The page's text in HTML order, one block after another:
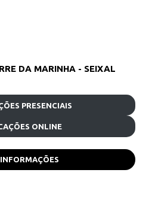
DA MARINHA - SEIXAL
PRESENCIAIS
ONLINE